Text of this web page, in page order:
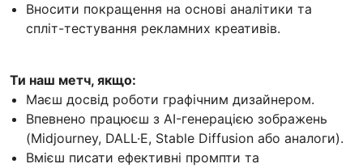
Вносити покращення на основі аналітики та
спліт-тестування рекламних креативів.
Ти наш метч, якщо:
Маєш досвід роботи графічним дизайнером.
Впевнено працюєш з AI-генерацією зображень
(Midjourney, DALL·E, Stable Diffusion або аналоги).
Вмієш писати ефективні промпти та